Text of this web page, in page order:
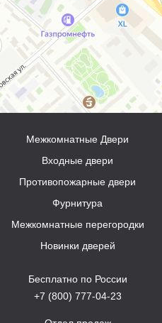
Межкомнатные Двери
Входные двери
Противопожарные двери
Фурнитура
Межкомнатные перегородки
Новинки дверей
Бесплатно по России
+7 (800) 777-04-23